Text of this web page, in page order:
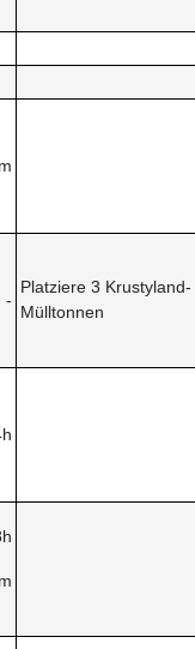
-
Platziere 3 Krustyland-
Mülltonnen